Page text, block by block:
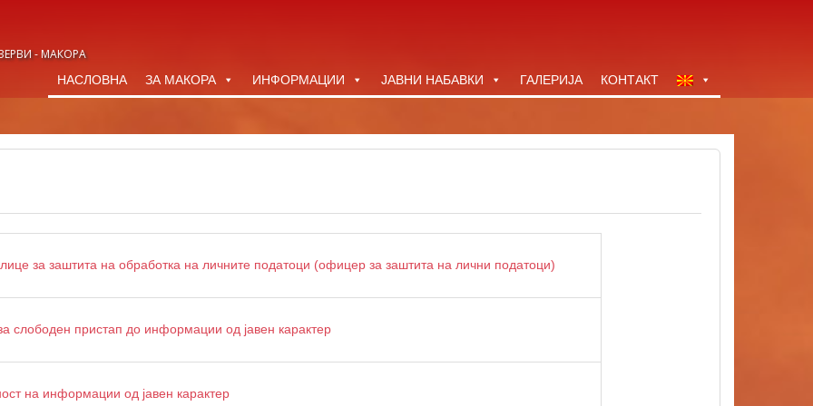
- МАКОРА
НАСЛОВНА ЗА МАКОРА ИНФОРМАЦИИ ЈАВНИ НАБАВКИ ГАЛЕРИЈА КОНТАКТ
за заштита на обработка на личните податоци (офицер за заштита на лични податоци)
слободен пристап до информации од јавен карактер
на информации од јавен карактер